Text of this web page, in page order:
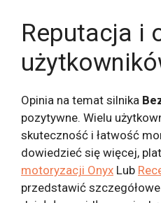
Reputacja i
Opinia na temat silnika
pozytywne. Wielu
skuteczność i łatwość
dowiedzieć się więcej,
motoryzacji Onyx Lub
przedstawić